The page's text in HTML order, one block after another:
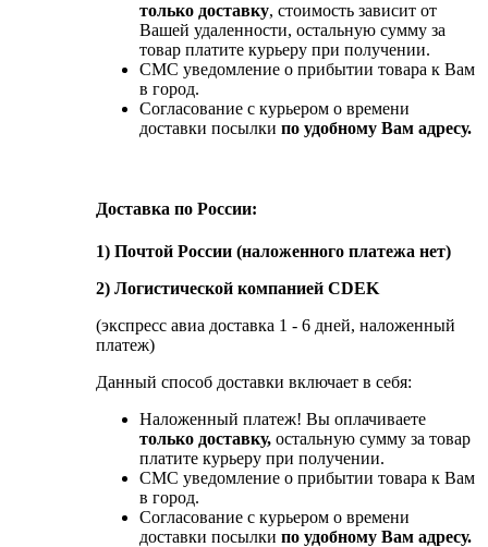
только доставку, стоимость зависит от
Вашей удаленности, остальную сумму за
товар платите курьеру при получении.
СМС уведомление о прибытии товара к Вам
в город.
Согласование с курьером о времени
доставки посылки по удобному Вам адресу.
Доставка по России:
1) Почтой России (наложенного платежа нет)
2) Логистической компанией CDEK
(экспресс авиа доставка 1 - 6 дней, наложенный
платеж)
Данный способ доставки включает в себя:
Наложенный платеж! Вы оплачиваете
только доставку, остальную сумму за товар
платите курьеру при получении.
СМС уведомление о прибытии товара к Вам
в город.
Согласование с курьером о времени
доставки посылки по удобному Вам адресу.